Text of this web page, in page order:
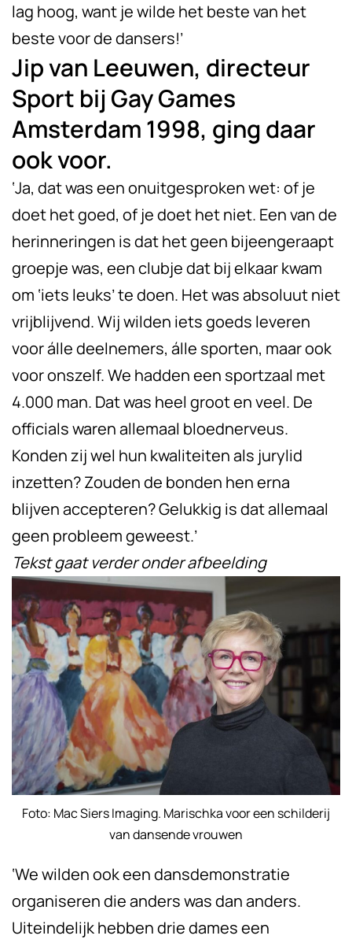
lag hoog, want je wilde het beste van het
beste voor de dansers!’
Jip van Leeuwen, directeur
Sport bij Gay Games
Amsterdam 1998, ging daar
ook voor.
‘Ja, dat was een onuitgesproken wet: of je
doet het goed, of je doet het niet. Een van de
herinneringen is dat het geen bijeengeraapt
groepje was, een clubje dat bij elkaar kwam
om ‘iets leuks’ te doen. Het was absoluut niet
vrijblijvend. Wij wilden iets goeds leveren
voor álle deelnemers, álle sporten, maar ook
voor onszelf. We hadden een sportzaal met
4.000 man. Dat was heel groot en veel. De
officials waren allemaal bloednerveus.
Konden zij wel hun kwaliteiten als jurylid
inzetten? Zouden de bonden hen erna
blijven accepteren? Gelukkig is dat allemaal
geen probleem geweest.’
Tekst gaat verder onder afbeelding
Foto: Mac Siers Imaging. Marischka voor een schilderij
van dansende vrouwen
‘We wilden ook een dansdemonstratie
organiseren die anders was dan anders.
Uiteindelijk hebben drie dames een